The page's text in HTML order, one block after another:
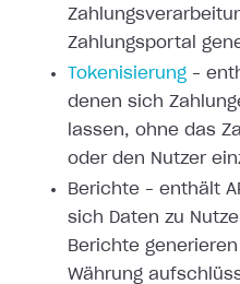
Zahlungsportal
Tokenisierung –
denen sich
lassen, ohne das
oder den Nutzer
Berichte – enthält
sich Daten zu
Berichte
Währung